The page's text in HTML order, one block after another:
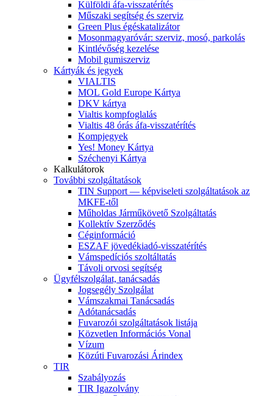
Külföldi áfa-visszatérítés
Műszaki segítség és szerviz
Green Plus égéskatalizátor
Mosonmagyaróvár: szerviz, mosó, parkolás
Kintlévőség kezelése
Mobil gumiszerviz
Kártyák és jegyek
VIALTIS
MOL Gold Europe Kártya
DKV kártya
Vialtis kompfoglalás
Vialtis 48 órás áfa-visszatérítés
Kompjegyek
Yes! Money Kártya
Széchenyi Kártya
Kalkulátorok
További szolgáltatások
TIN Support — képviseleti szolgáltatások az
MKFE-től
Műholdas Járműkövető Szolgáltatás
Kollektív Szerződés
Céginformáció
ESZAF jövedékiadó-visszatérítés
Vámspedíciós szoltáltatás
Távoli orvosi segítség
Ügyfélszolgálat, tanácsadás
Jogsegély Szolgálat
Vámszakmai Tanácsadás
Adótanácsadás
Fuvarozói szolgáltatások listája
Közvetlen Információs Vonal
Vízum
Közúti Fuvarozási Árindex
TIR
Szabályozás
TIR Igazolvány